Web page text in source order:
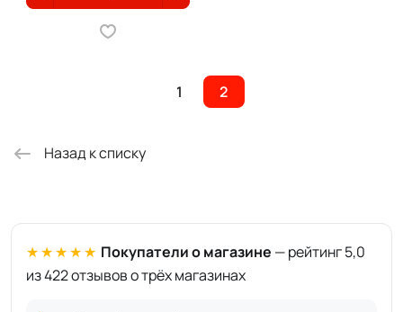
1 2
Назад к списку
★★★★★ Покупатели о магазине — рейтинг 5,0
из 422 отзывов о трёх магазинах